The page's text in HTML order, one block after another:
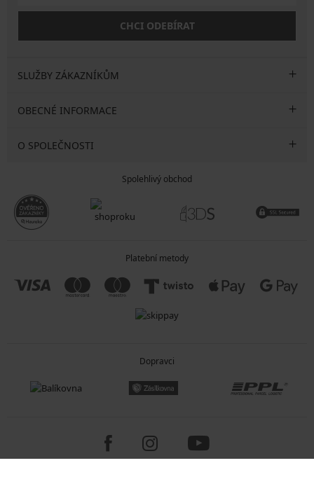
CHCI ODEBÍRAT
SLUŽBY ZÁKAZNÍKŮM
OBECNÉ INFORMACE
O SPOLEČNOSTI
Spolehlivý obchod
Platební metody
Dopravci